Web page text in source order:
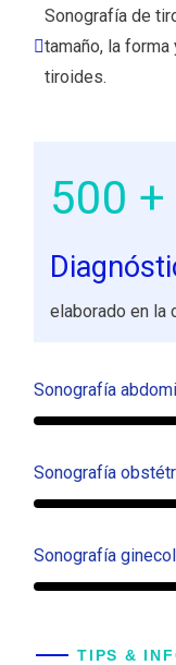
Sonografía de
tamaño, la
tiroides.
500 +
elaborado en la
Sonografía
Sonografía
Sonografía
TIPS &